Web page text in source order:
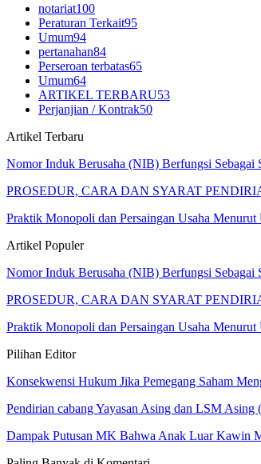
notariat100
Peraturan Terkait95
Umum94
pertanahan84
Perseroan terbatas65
Umum64
ARTIKEL TERBARU53
Perjanjian / Kontrak50
Artikel Terbaru
Nomor Induk Berusaha (NIB) Berfungsi
PROSEDUR, CARA DAN SYARAT
Praktik Monopoli dan Persaingan Usaha
Artikel Populer
Nomor Induk Berusaha (NIB) Berfungsi
PROSEDUR, CARA DAN SYARAT
Praktik Monopoli dan Persaingan Usaha
Pilihan Editor
Konsekwensi Hukum Jika Pemegang Saham
Pendirian cabang Yayasan Asing dan LSM Asing
Dampak Putusan MK Bahwa Anak Luar Kawin